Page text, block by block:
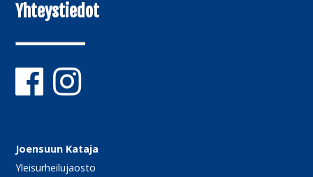
Yhteystiedot
Joensuun Kataja
Yleisurheilujaosto